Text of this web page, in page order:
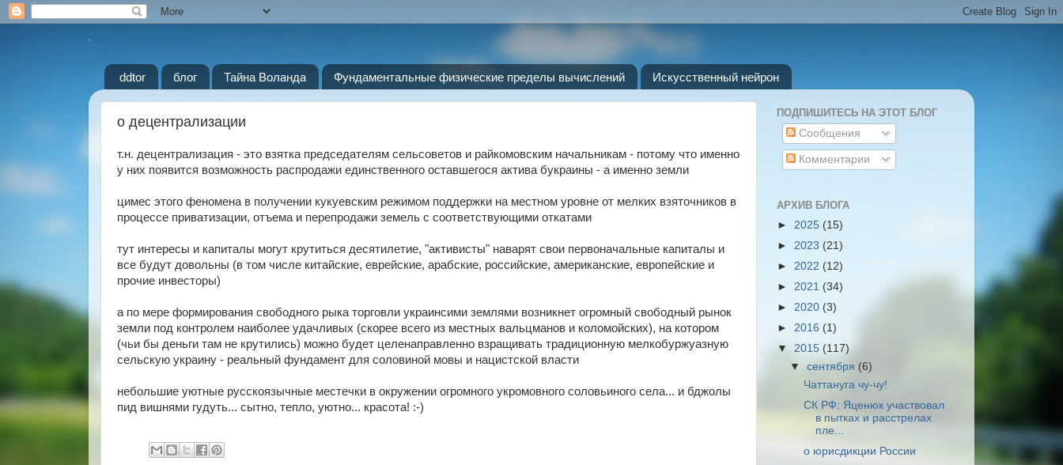
ddtor блог Тайна Воланда Фундаментальные физические пределы вычислений Искусственный нейрон
о децентрализации
т.н. децентрализация - это взятка председателям сельсоветов и райкомовским начальникам - потому что именно
у них появится возможность распродажи единственного оставшегося актива букраины - а именно земли
цимес этого феномена в получении кукуевским режимом поддержки на местном уровне от мелких взяточников в
процессе приватизации, отъема и перепродажи земель с соответствующими откатами
тут интересы и капиталы могут крутиться десятилетие, "активисты" наварят свои первоначальные капиталы и
все будут довольны (в том числе китайские, еврейские, арабские, российские, американские, европейские и
прочие инвесторы)
а по мере формирования свободного рыка торговли украинсими землями возникнет огромный свободный рынок
земли под контролем наиболее удачливых (скорее всего из местных вальцманов и коломойских), на котором
(чьи бы деньги там не крутились) можно будет целенаправленно взращивать традиционную мелкобуржуазную
сельскую украину - реальный фундамент для соловиной мовы и нацистской власти
небольшие уютные русскоязычные местечки в окружении огромного укромовного соловьиного села... и бджолы
пид вишнями гудуть... сытно, тепло, уютно... красота! :-)
ПОДПИШИТЕСЬ НА ЭТОТ БЛОГ
Сообщения
Комментарии
АРХИВ БЛОГА
► 2025 (15)
► 2023 (21)
► 2022 (12)
► 2021 (34)
► 2020 (3)
► 2016 (1)
▼ 2015 (117)
▼сентября (6)
Чаттануга чу-чу!
СК РФ: Яценюк участвовал
в пытках и расстрелах
пле...
о юрисдикции России